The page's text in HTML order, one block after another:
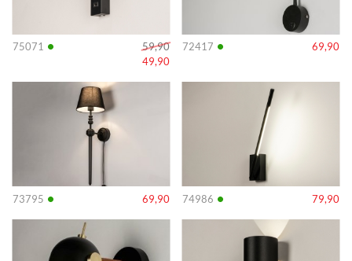
75071 •
59,90
49,90
72417 • 69,90
73795 • 69,90
Info
74986 • 79,90
Info
Info Info